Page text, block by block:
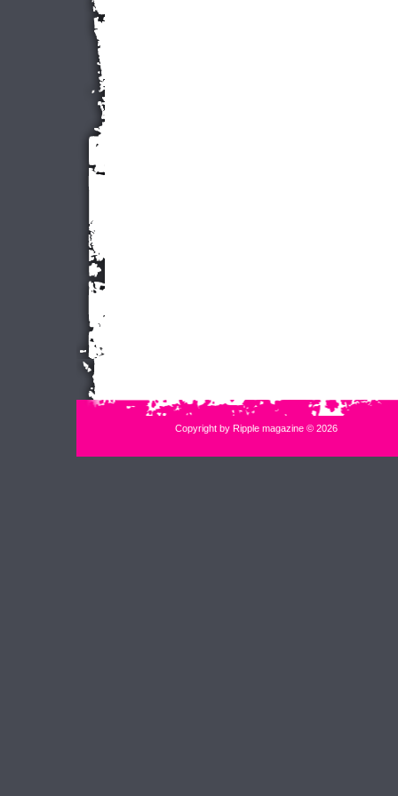
Copyright by Ripple magazine © 2026